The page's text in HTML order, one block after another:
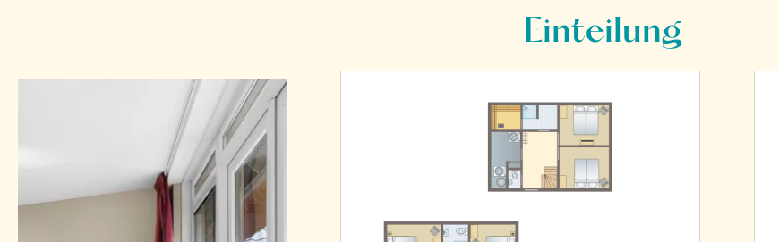
Einteilung